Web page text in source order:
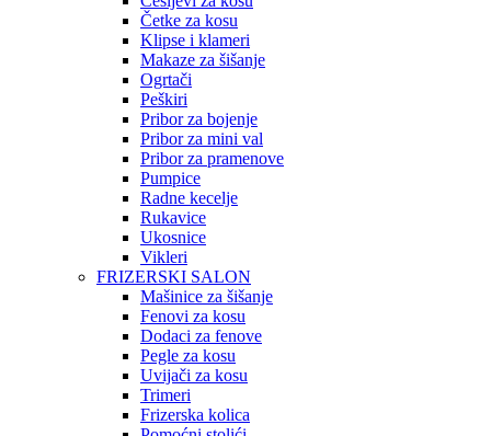
Četke za kosu
Klipse i klameri
Makaze za šišanje
Ogrtači
Peškiri
Pribor za bojenje
Pribor za mini val
Pribor za pramenove
Pumpice
Radne kecelje
Rukavice
Ukosnice
Vikleri
FRIZERSKI SALON
Mašinice za šišanje
Fenovi za kosu
Dodaci za fenove
Pegle za kosu
Uvijači za kosu
Trimeri
Frizerska kolica